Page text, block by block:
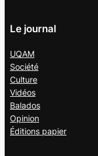
Le journal
UQAM
Société
Culture
Vidéos
Balados
Opinion
Éditions papier